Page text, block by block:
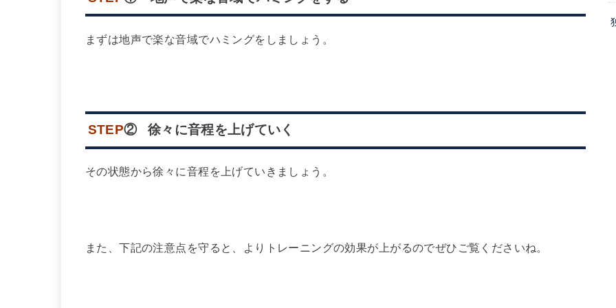
ー
ー
上
矢
まずは地声で楽な音域でハミングをしましょう。
STEP② 徐々に音程を上げていく
その状態から徐々に音程を上げていきましょう。
また、下記の注意点を守ると、よりトレーニングの効果が上がるのでぜひご覧くださいね。